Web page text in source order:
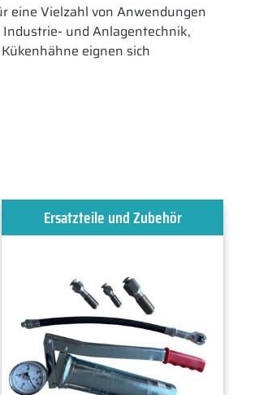
eine Vielzahl von Anwendungen
und Anlagentechnik,
eignen sich
Ersatzteile und Zubehör